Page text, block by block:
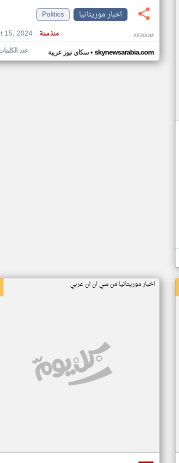
اخبار موريتانيا
Politics
15, 2024
منذ سنة XF30UM
سكاي نيوز عربية• skynewsarabia.com عدد
اخبار موريتانيا من سي ان ان عربي